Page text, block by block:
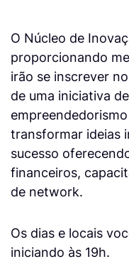
O Núcleo de
proporcionando
irão se inscrever
de uma iniciativa
transformar ideias
sucesso
financeiros,
de network.
Os dias e locais
iniciando às 19h.